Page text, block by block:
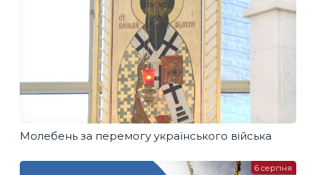
Молебень за перемогу українського війська
6 серпня